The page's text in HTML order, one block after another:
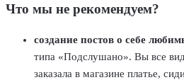
Что мы не рекомендуем?
создание постов о себе
типа «Подслушано». Вы все
заказала в магазине платье,